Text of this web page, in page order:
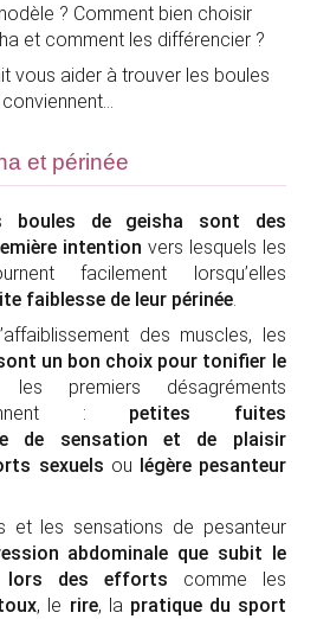
? Comment bien choisir
et comment les différencier ?
vous aider à trouver les boules
et périnée
boules de geisha sont des
intention vers lesquels les
facilement lorsqu’elles
faiblesse de leur périnée.
des muscles, les
un bon choix pour tonifier le
premiers désagréments
: petites fuites
de sensation et de plaisir
sexuels ou légère pesanteur
et les sensations de pesanteur
abdominale que subit le
lors des efforts comme les
, le rire, la pratique du sport